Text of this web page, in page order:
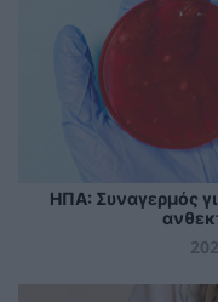
ΗΠΑ: Συναγερμός